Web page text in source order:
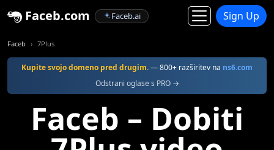
Faceb.com Faceb.ai Sign Up
Faceb 7Plus
Kupite svojo domeno pred drugim.— 800+ razširitev na ns6.com
Odstrani oglase s PRO →
Faceb – Dobiti